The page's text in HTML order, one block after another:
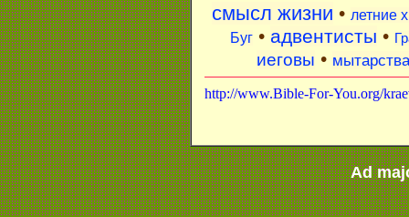
смысл жизни • летние
Буг• адвентисты •
иеговы • мытарства
http://www.Bible-For-You.org/
Ad